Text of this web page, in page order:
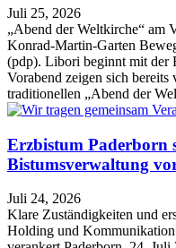
Juli 25, 2026
„Abend der Weltkirche“ am
Konrad-Martin-Garten
(pdp). Libori beginnt mit der
Vorabend zeigen sich
traditionellen „Abend der
Erzbistum Paderborn
Bistumsverwaltung
Juli 24, 2026
Klare Zuständigkeiten und
Holding und Kommunikation